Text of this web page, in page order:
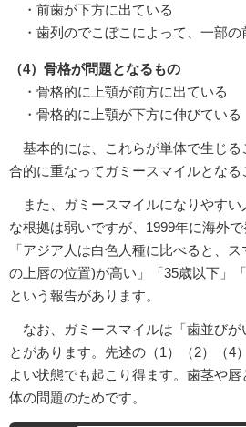
・前歯が下方に出ている
・歯列のでこぼこによって、一部の
（4）骨格が問題となるもの
・骨格的に上顎が前方に出ている
・骨格的に上顎が下方に伸びている
基本的には、これらが単体で生じる
合的に重なってガミースマイルとなる
また、ガミースマイルになりやすい
な根拠は弱いですが、1999年に海外で
「アジア人は白色人種に比べると、
の上唇の位置)が高い」「35歳以下」
という報告があります。
なお、ガミースマイルは「歯並びが
とがあります。先述の（1）（2）（4
よい状態でも起こり得ます。歯茎や
体の問題のためです。